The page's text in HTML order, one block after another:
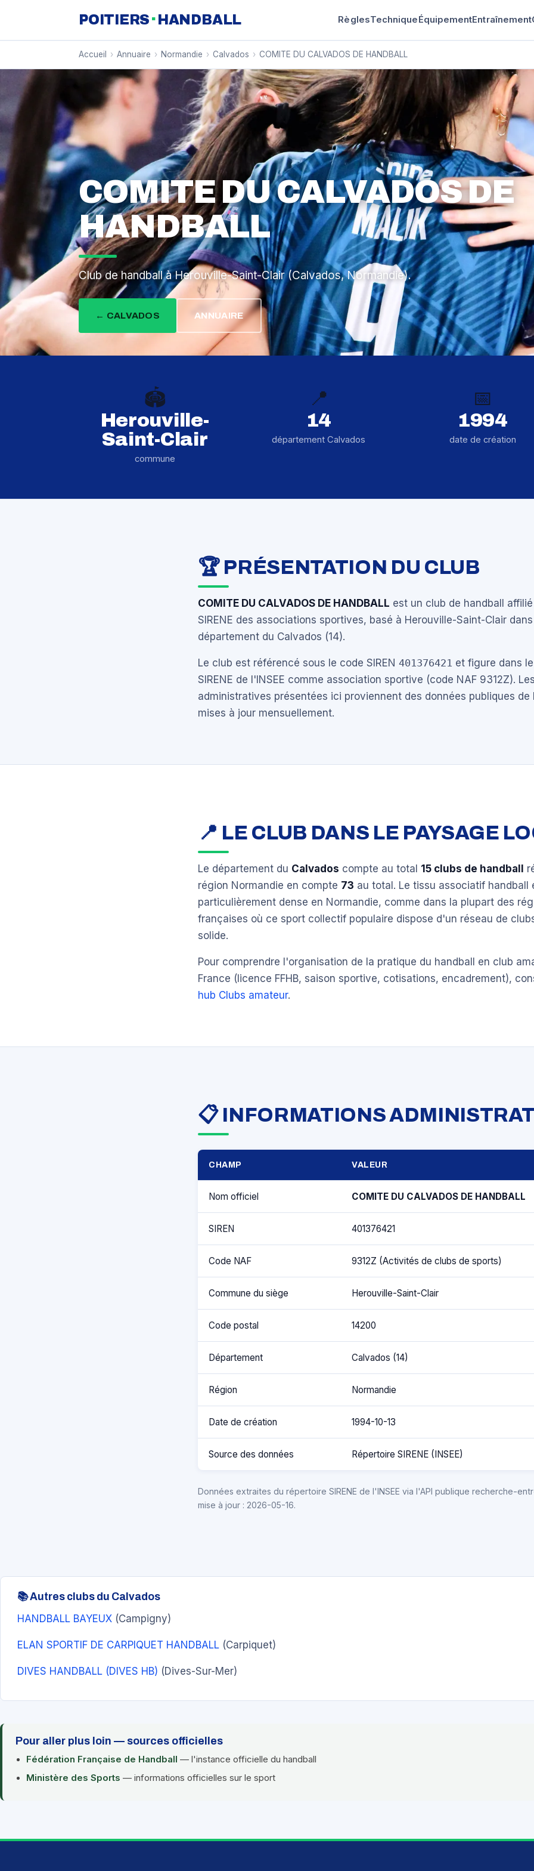
POITIERS · HANDBALL RèglesTechniqueÉquipementEntraînement
Accueil › Annuaire › Normandie › Calvados › COMITE DU CALVADOS DE HANDBALL
COMITE DU CALVADOS DE
HANDBALL
Club de handball à Herouville-Saint-Clair (Calvados, Normandie).
← CALVADOS ANNUAIRE
🏟️
Herouville-
Saint-Clair
commune
📍
14
département Calvados
📅
1994
date de création
🏆 PRÉSENTATION DU CLUB
COMITE DU CALVADOS DE HANDBALL est un club de handball
SIRENE des associations sportives, basé à Herouville-Saint-Clair
département du Calvados (14).
Le club est référencé sous le code SIREN 401376421 et figure dans
SIRENE de l'INSEE comme association sportive (code NAF 9312Z).
administratives présentées ici proviennent des données publiques de
mises à jour mensuellement.
📍 LE CLUB DANS LE PAYSAGE
Le département du Calvados compte au total 15 clubs de handball
région Normandie en compte 73 au total. Le tissu associatif handball
particulièrement dense en Normandie, comme dans la plupart des
françaises où ce sport collectif populaire dispose d'un réseau de
solide.
Pour comprendre l'organisation de la pratique du handball en club
France (licence FFHB, saison sportive, cotisations, encadrement),
hub Clubs amateur.
📋 INFORMATIONS
CHAMP VALEUR
Nom officiel COMITE DU CALVADOS DE HANDBALL
SIREN 401376421
Code NAF 9312Z (Activités de clubs de sports)
Commune du siège Herouville-Saint-Clair
Code postal 14200
Département Calvados (14)
Région Normandie
Date de création 1994-10-13
Source des données Répertoire SIRENE (INSEE)
Données extraites du répertoire SIRENE de l'INSEE via l'API publique recherche-
mise à jour : 2026-05-16.
📚 Autres clubs du Calvados
HANDBALL BAYEUX (Campigny)
ELAN SPORTIF DE CARPIQUET HANDBALL (Carpiquet)
DIVES HANDBALL (DIVES HB) (Dives-Sur-Mer)
Pour aller plus loin — sources officielles
Fédération Française de Handball — l'instance officielle du handball
Ministère des Sports — informations officielles sur le sport